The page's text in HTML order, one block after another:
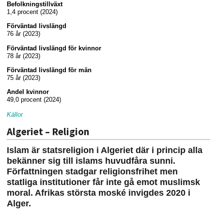
Befolkningstillväxt
1,4 procent (2024)
Förväntad livslängd
76 år (2023)
Förväntad livslängd för kvinnor
78 år (2023)
Förväntad livslängd för män
75 år (2023)
Andel kvinnor
49,0 procent (2024)
Källor
Algeriet – Religion
Islam är statsreligion i Algeriet där i princip alla
bekänner sig till islams huvudfåra sunni.
Författningen stadgar religionsfrihet men
statliga institutioner får inte gå emot muslimsk
moral. Afrikas största moské invigdes 2020 i
Alger.